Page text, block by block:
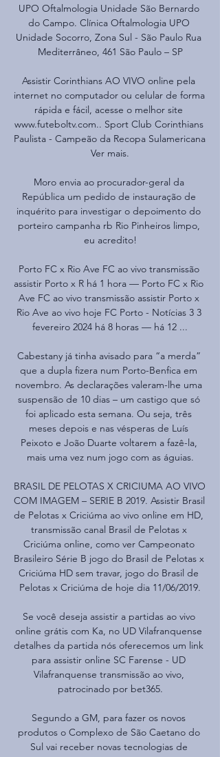
UPO Oftalmologia Unidade São Bernardo
do Campo. Clínica Oftalmologia UPO
Unidade Socorro, Zona Sul - São Paulo Rua
Mediterrâneo, 461 São Paulo – SP
Assistir Corinthians AO VIVO online pela
internet no computador ou celular de forma
rápida e fácil, acesse o melhor site
www.futeboltv.com.. Sport Club Corinthians
Paulista - Campeão da Recopa Sulamericana
Ver mais.
Moro envia ao procurador-geral da
República um pedido de instauração de
inquérito para investigar o depoimento do
porteiro campanha rb Rio Pinheiros limpo,
eu acredito!
Porto FC x Rio Ave FC ao vivo transmissão
assistir Porto x R há 1 hora — Porto FC x Rio
Ave FC ao vivo transmissão assistir Porto x
Rio Ave ao vivo hoje FC Porto - Notícias 3 3
fevereiro 2024 há 8 horas — há 12 ...
Cabestany já tinha avisado para “a merda”
que a dupla fizera num Porto-Benfica em
novembro. As declarações valeram-lhe uma
suspensão de 10 dias – um castigo que só
foi aplicado esta semana. Ou seja, três
meses depois e nas vésperas de Luís
Peixoto e João Duarte voltarem a fazê-la,
mais uma vez num jogo com as águias.
BRASIL DE PELOTAS X CRICIUMA AO VIVO
COM IMAGEM – SERIE B 2019. Assistir Brasil
de Pelotas x Criciúma ao vivo online em HD,
transmissão canal Brasil de Pelotas x
Criciúma online, como ver Campeonato
Brasileiro Série B jogo do Brasil de Pelotas x
Criciúma HD sem travar, jogo do Brasil de
Pelotas x Criciúma de hoje dia 11/06/2019.
Se você deseja assistir a partidas ao vivo
online grátis com Ka, no UD Vilafranquense
detalhes da partida nós oferecemos um link
para assistir online SC Farense - UD
Vilafranquense transmissão ao vivo,
patrocinado por bet365.
Segundo a GM, para fazer os novos
produtos o Complexo de São Caetano do
Sul vai receber novas tecnologias de